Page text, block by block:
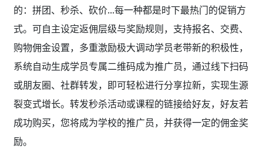
的：拼团、秒杀、砍价...每一种都是时下最热门的促销方
式。可自主设定返佣层级与奖励规则，支持报名、交费、
购物佣金设置，多重激励极大调动学员老带新的积极性，
系统自动生成学员专属二维码成为推广员，通过线下扫码
或朋友圈、社群转发，即可轻松进行分享拉新，实现生源
裂变式增长。转发秒杀活动或课程的链接给好友，好友若
成功购买，您将成为学校的推广员，并获得一定的佣金奖
励。